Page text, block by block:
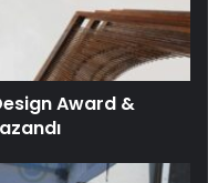
Award &